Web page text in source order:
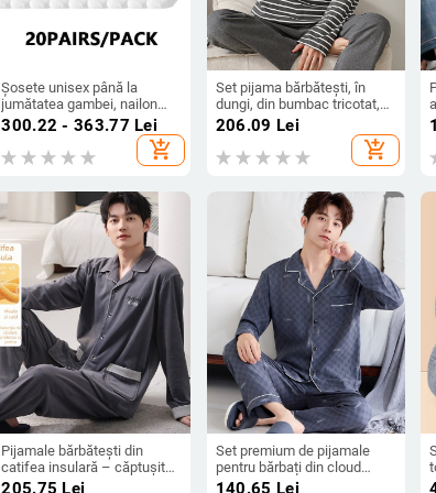
Șosete unisex până la
jumătatea gambei, nailon
100%, toamnă, senzație
300.22 - 363.77 Lei
add_shopping_cart
Set pijama bărbătești, în
dungi, din bumbac tricotat,
mânecă lungă, guler rotund,
ținută casual pentru acasă,
poate fi purtat și în exterior
206.09 Lei
add_shopping_cart
Pijamale bărbătești din
catifea insulară – căptușite,
confort pentru toamnă, iarnă
205.75 Lei
Set premium de pijamale
pentru bărbați din cloud
cotton, verde, cu mânecă
140.65 Lei